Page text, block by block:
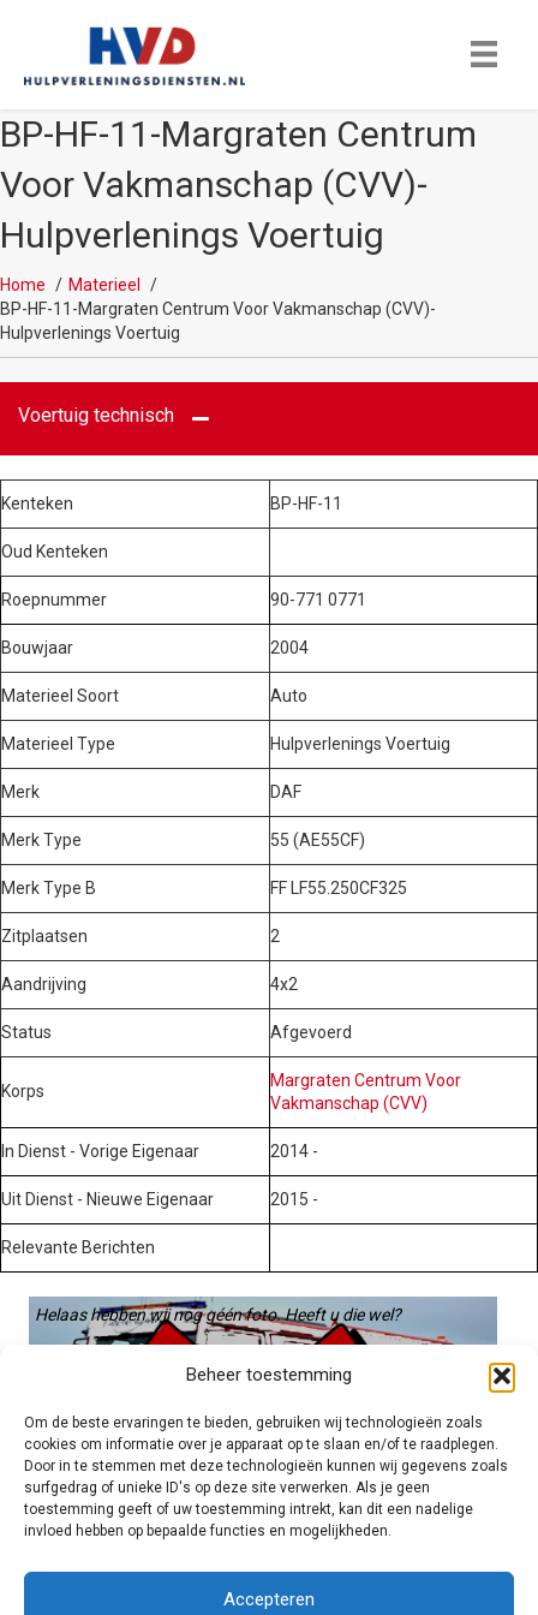
Beheer toestemming
Om de beste ervaringen te bieden, gebruiken wij technologieën zoals
cookies om informatie over je apparaat op te slaan en/of te raadplegen.
Door in te stemmen met deze technologieën kunnen wij gegevens zoals
surfgedrag of unieke ID's op deze site verwerken. Als je geen
toestemming geeft of uw toestemming intrekt, kan dit een nadelige
invloed hebben op bepaalde functies en mogelijkheden.
Accepteren
BP-HF-11-Margraten Centrum
Voor Vakmanschap (CVV)-
Hulpverlenings Voertuig
Home
Materieel
BP-HF-11-Margraten Centrum Voor Vakmanschap (CVV)-
Hulpverlenings Voertuig
Voertuig technisch
Kenteken BP-HF-11
Oud Kenteken
Roepnummer 90-771 0771
Bouwjaar 2004
Materieel Soort Auto
Materieel Type Hulpverlenings Voertuig
Merk DAF
Merk Type 55 (AE55CF)
Merk Type B FF LF55.250CF325
Zitplaatsen 2
Aandrijving 4x2
Status Afgevoerd
Korps
Margraten Centrum Voor
Vakmanschap (CVV)
In Dienst - Vorige Eigenaar 2014 -
Uit Dienst - Nieuwe Eigenaar 2015 -
Relevante Berichten
Helaas hebben wij nog géén foto. Heeft u die wel?
Graag gebruiken we die. Stuur hem op naar:
voertuigen@hulpverleningsdiensten.nl